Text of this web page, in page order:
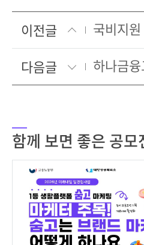
이전글
다음글
함께 보면 좋은 공